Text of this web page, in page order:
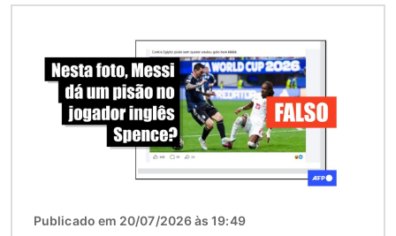
Publicado em 20/07/2026 às 19:49